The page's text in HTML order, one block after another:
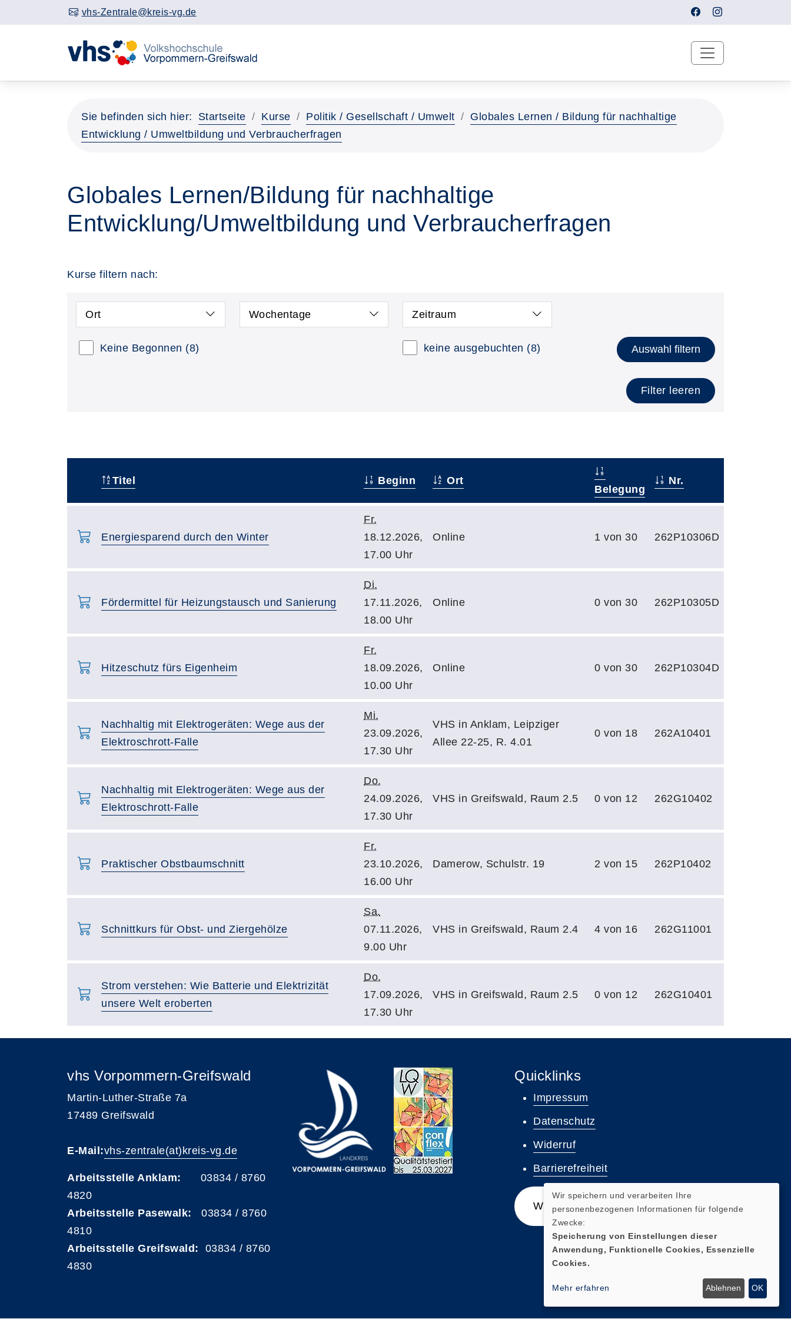
vhs-Zentrale@kreis-vg.de
Sie befinden sich hier: Startseite Kurse Politik / Gesellschaft / Umwelt
Globales Lernen / Bildung für nachhaltige
Entwicklung / Umweltbildung und Verbraucherfragen
Globales Lernen/Bildung für nachhaltige
Entwicklung/Umweltbildung und Verbraucherfragen
Kurse filtern nach:
Ort Wochentage Zeitraum
Keine Begonnen (8) keine ausgebuchten (8) Auswahl filtern
Filter leeren
Titel Beginn Ort
Belegung
Nr.
Energiesparend durch den Winter
Fr.
18.12.2026,
17.00 Uhr
Online 1 von 30 262P10306D
Fördermittel für Heizungstausch und Sanierung
Di.
17.11.2026,
18.00 Uhr
Online 0 von 30 262P10305D
Hitzeschutz fürs Eigenheim
Fr.
18.09.2026,
10.00 Uhr
Online 0 von 30 262P10304D
Nachhaltig mit Elektrogeräten: Wege aus der
Elektroschrott-Falle
Mi.
23.09.2026,
17.30 Uhr
VHS in Anklam, Leipziger
Allee 22-25, R. 4.01
0 von 18 262A10401
Nachhaltig mit Elektrogeräten: Wege aus der
Elektroschrott-Falle
Do.
24.09.2026,
17.30 Uhr
VHS in Greifswald, Raum 2.5 0 von 12 262G10402
Praktischer Obstbaumschnitt
Fr.
23.10.2026,
16.00 Uhr
Damerow, Schulstr. 19 2 von 15 262P10402
Schnittkurs für Obst- und Ziergehölze
Sa.
07.11.2026,
9.00 Uhr
VHS in Greifswald, Raum 2.4 4 von 16 262G11001
Strom verstehen: Wie Batterie und Elektrizität
unsere Welt eroberten
Do.
17.09.2026,
17.30 Uhr
VHS in Greifswald, Raum 2.5 0 von 12 262G10401
vhs Vorpommern-Greifswald
Martin-Luther-Straße 7a
17489 Greifswald
E-Mail:vhs-zentrale(at)kreis-vg.de
Arbeitsstelle Anklam: 03834 / 8760
4820
Arbeitsstelle Pasewalk: 03834 / 8760
4810
Arbeitsstelle Greifswald: 03834 / 8760
4830
Quicklinks
Impressum
Datenschutz
Widerruf
Barrierefreiheit
Widerrufsformular
Wir speichern und verarbeiten Ihre
personenbezogenen Informationen für folgende
Zwecke:
Speicherung von Einstellungen dieser
Anwendung, Funktionelle Cookies, Essenzielle
Cookies.
Mehr erfahren Ablehnen OK